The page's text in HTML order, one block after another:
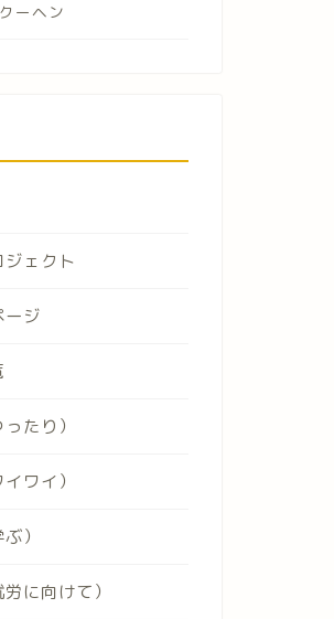
ーヘン
ェクト
ージ
たり）
ワイ）
）
に向けて）